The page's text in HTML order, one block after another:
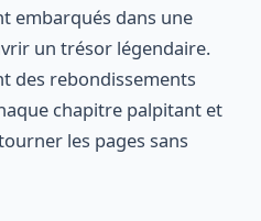
embarqués dans une
un trésor légendaire.
des rebondissements
chapitre palpitant et
les pages sans